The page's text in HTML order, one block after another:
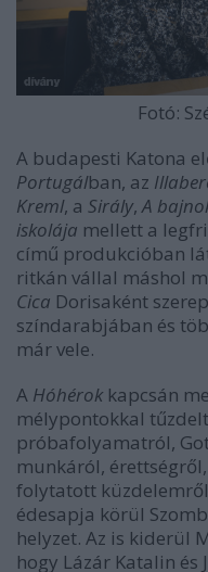
Fotó: Szécsi
A budapesti Katona
Portugálban, az
Kreml, a Sirály,A
iskolája mellett a
című produkcióban
ritkán vállal máshol
Cica Dorisaként
színdarabjában és
már vele.
A Hóhérok kapcsán
mélypontokkal
próbafolyamatról,
munkáról,
folytatott
édesapja körül
helyzet. Az is kiderül
hogy Lázár Katalin és